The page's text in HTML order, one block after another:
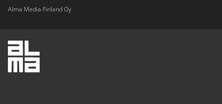
Alma Media Finland Oy